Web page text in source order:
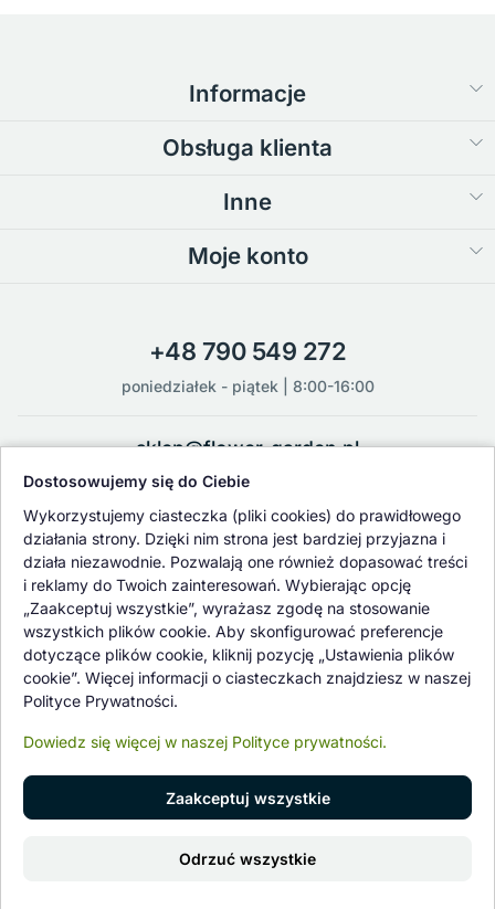
Informacje
Obsługa klienta
Inne
Moje konto
+48 790 549 272
poniedziałek - piątek | 8:00-16:00
sklep@flower-garden.pl
Oferowane przez nas rośliny i nasiona podlegają regularnej ścisłej
kontroli jakości oraz kontroli zdrowotnej przeprowadzanej przez
wykwalifikowane osoby z Państwowej Inspekcji Ochrony Roślin i
Nasiennictwa.
© 1997 - 2026 flower-garden.pl | Wszelkie prawa zastrzeżone.
Dostosowujemy się do Ciebie
Wykorzystujemy ciasteczka (pliki cookies) do prawidłowego
działania strony. Dzięki nim strona jest bardziej przyjazna i
działa niezawodnie. Pozwalają one również dopasować treści
i reklamy do Twoich zainteresowań. Wybierając opcję
„Zaakceptuj wszystkie”, wyrażasz zgodę na stosowanie
wszystkich plików cookie. Aby skonfigurować preferencje
dotyczące plików cookie, kliknij pozycję „Ustawienia plików
cookie”. Więcej informacji o ciasteczkach znajdziesz w naszej
Polityce Prywatności.
Dowiedz się więcej w naszej Polityce prywatności.
Zaakceptuj wszystkie
Odrzuć wszystkie